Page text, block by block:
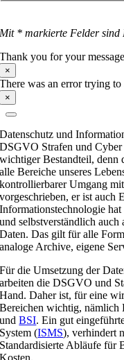
Mit * markierte Felder sind
Thank you for your
×
There was an error trying to
×
Datenschutz und
DSGVO Strafen und
wichtiger Bestandteil, denn
alle Bereiche unseres
kontrollierbarer Umgang
vorgeschrieben, er ist auch
Informationstechnologie
und selbstverständlich
Daten. Das gilt für alle
analoge Archive, eigene
Für die Umsetzung der
arbeiten die DSGVO und
Hand. Daher ist, für eine
Bereichen wichtig, nämlich
undBSI. Ein gut
System (ISMS), verhindert
Standardisierte Abläufe für
Kosten.